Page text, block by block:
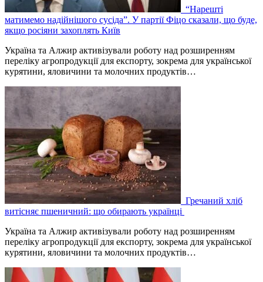
“Нарешті
матимемо надійнішого сусіда”. У партії Фіцо сказали, що буде,
якщо росіяни захоплять Київ
Україна та Алжир активізували роботу над розширенням
переліку агропродукції для експорту, зокрема для української
курятини, яловичини та молочних продуктів…
Гречаний хліб
витісняє пшеничний: що обирають українці
Україна та Алжир активізували роботу над розширенням
переліку агропродукції для експорту, зокрема для української
курятини, яловичини та молочних продуктів…